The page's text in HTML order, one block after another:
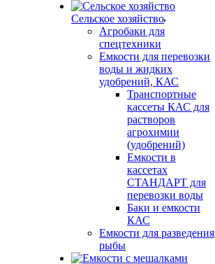
Сельское хозяйство
Агробаки для
спецтехники
Емкости для перевозки
воды и жидких
удобрений, КАС
Транспортные
кассеты КАС для
растворов
агрохимии
(удобрений)
Емкости в
кассетах
СТАНДАРТ для
перевозки воды
Баки и емкости
КАС
Емкости для разведения
рыбы